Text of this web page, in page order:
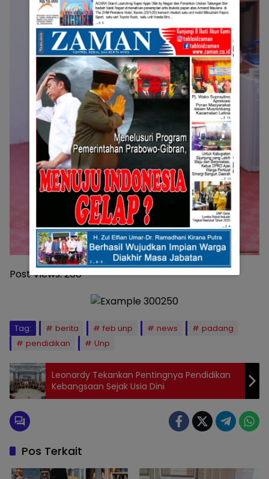
Post Views:208
Tag: berita feb unp news
padang
pendidikan
Unp
Leonardy Tekankan Pentingnya Pendidikan
Kebangsaan Sejak Usia Dini
Pos Terkait